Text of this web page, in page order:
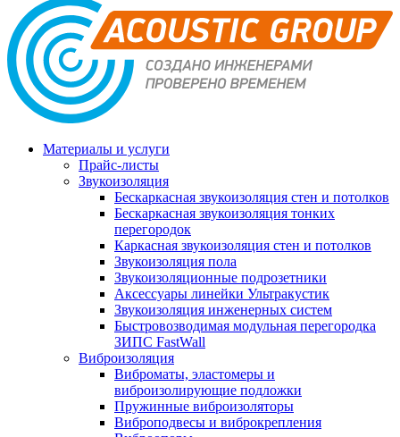
Материалы и услуги
Прайс-листы
Звукоизоляция
Бескаркасная звукоизоляция стен и потолков
Бескаркасная звукоизоляция тонких
перегородок
Каркасная звукоизоляция стен и потолков
Звукоизоляция пола
Звукоизоляционные подрозетники
Аксессуары линейки Ультракустик
Звукоизоляция инженерных систем
Быстровозводимая модульная перегородка
ЗИПС FastWall
Виброизоляция
Виброматы, эластомеры и
виброизолирующие подложки
Пружинные виброизоляторы
Виброподвесы и виброкрепления